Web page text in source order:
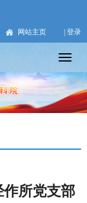
网站主页 | 登录
作所党支部